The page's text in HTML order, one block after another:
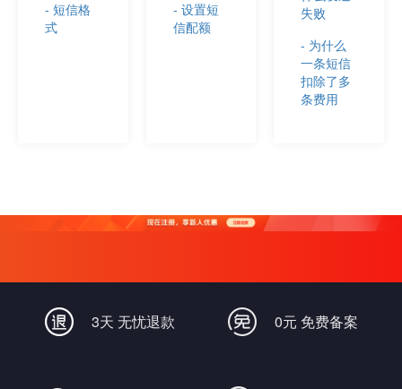
- 短信格
式
- 设置短
信配额
失败
- 为什么
一条短信
扣除了多
条费用
3天 无忧退款 0元 免费备案